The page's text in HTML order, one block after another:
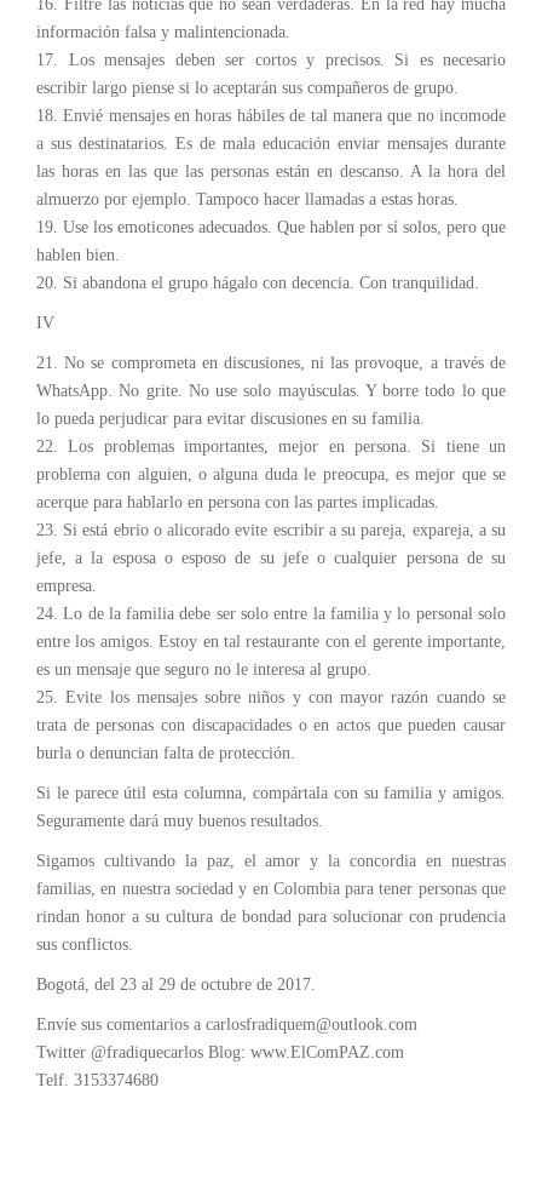
16. Filtre las noticias que no sean verdaderas. En la red hay mucha
información falsa y malintencionada.
17. Los mensajes deben ser cortos y precisos. Si es necesario
escribir largo piense si lo aceptarán sus compañeros de grupo.
18. Envié mensajes en horas hábiles de tal manera que no incomode
a sus destinatarios. Es de mala educación enviar mensajes durante
las horas en las que las personas están en descanso. A la hora del
almuerzo por ejemplo. Tampoco hacer llamadas a estas horas.
19. Use los emoticones adecuados. Que hablen por sí solos, pero que
hablen bien.
20. Si abandona el grupo hágalo con decencia. Con tranquilidad.
IV
21. No se comprometa en discusiones, ni las provoque, a través de
WhatsApp. No grite. No use solo mayúsculas. Y borre todo lo que
lo pueda perjudicar para evitar discusiones en su familia.
22. Los problemas importantes, mejor en persona. Si tiene un
problema con alguien, o alguna duda le preocupa, es mejor que se
acerque para hablarlo en persona con las partes implicadas.
23. Si está ebrio o alicorado evite escribir a su pareja, expareja, a su
jefe, a la esposa o esposo de su jefe o cualquier persona de su
empresa.
24. Lo de la familia debe ser solo entre la familia y lo personal solo
entre los amigos. Estoy en tal restaurante con el gerente importante,
es un mensaje que seguro no le interesa al grupo.
25. Evite los mensajes sobre niños y con mayor razón cuando se
trata de personas con discapacidades o en actos que pueden causar
burla o denuncian falta de protección.
Si le parece útil esta columna, compártala con su familia y amigos.
Seguramente dará muy buenos resultados.
Sigamos cultivando la paz, el amor y la concordia en nuestras
familias, en nuestra sociedad y en Colombia para tener personas que
rindan honor a su cultura de bondad para solucionar con prudencia
sus conflictos.
Bogotá, del 23 al 29 de octubre de 2017.
Envíe sus comentarios a carlosfradiquem@outlook.com
Twitter @fradiquecarlos Blog: www.ElComPAZ.com
Telf. 3153374680